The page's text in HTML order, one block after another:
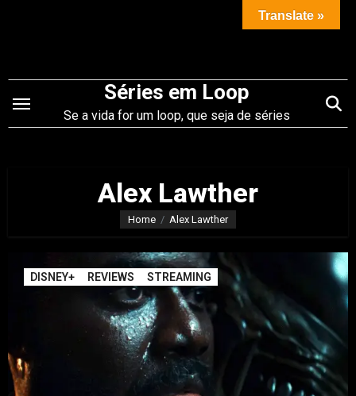
conteúdo
Séries em Loop
Se a vida for um loop, que seja de séries
Alex Lawther
Home Alex Lawther
DISNEY+ REVIEWS STREAMING
Translate »